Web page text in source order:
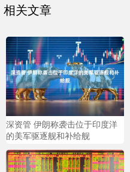
相关文章
深资管 伊朗称袭击位于印度洋
的美军驱逐舰和补给舰